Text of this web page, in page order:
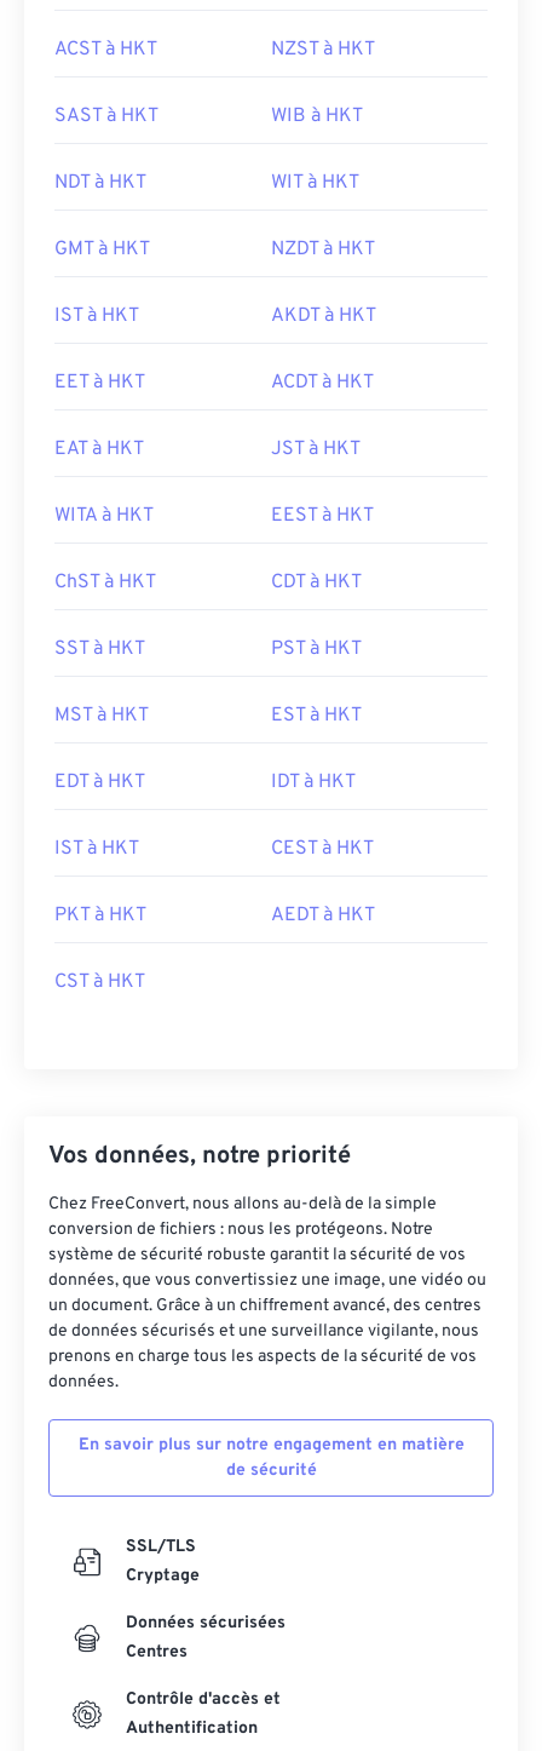
ACST à HKT NZST à HKT
SAST à HKT WIB à HKT
NDT à HKT WIT à HKT
GMT à HKT NZDT à HKT
IST à HKT AKDT à HKT
EET à HKT ACDT à HKT
EAT à HKT JST à HKT
WITA à HKT EEST à HKT
ChST à HKT CDT à HKT
SST à HKT PST à HKT
MST à HKT EST à HKT
EDT à HKT IDT à HKT
IST à HKT CEST à HKT
PKT à HKT AEDT à HKT
CST à HKT
Vos données, notre priorité
Chez FreeConvert, nous allons au-delà de la simple
conversion de fichiers : nous les protégeons. Notre
système de sécurité robuste garantit la sécurité de vos
données, que vous convertissiez une image, une vidéo ou
un document. Grâce à un chiffrement avancé, des centres
de données sécurisés et une surveillance vigilante, nous
prenons en charge tous les aspects de la sécurité de vos
données.
En savoir plus sur notre engagement en matière
de sécurité
SSL/TLS
Cryptage
Données sécurisées
Centres
Contrôle d'accès et
Authentification